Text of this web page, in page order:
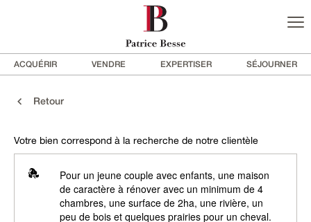
ACQUÉRIR VENDRE EXPERTISER SÉJOURNER
Retour
Votre bien correspond à la recherche de notre clientèle
Pour un jeune couple avec enfants, une maison
de caractère à rénover avec un minimum de 4
chambres, une surface de 2ha, une rivière, un
peu de bois et quelques prairies pour un cheval.